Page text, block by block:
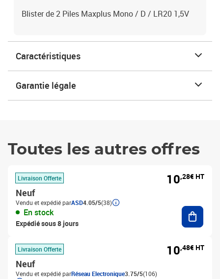
Blister de 2 Piles Maxplus Mono / D / LR20 1,5V
Caractéristiques
Garantie légale
Toutes les autres offres
Livraison Offerte
Neuf
Vendu et expédié parASD4.05/5(38)
En stock
Expédié sous 8 jours
10,28€ HT
Livraison Offerte
Neuf
Vendu et expédié parRéseau Electronique3.75/5(106)
10,48€ HT